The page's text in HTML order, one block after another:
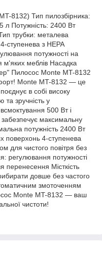
8132) Тип пилозбірника:
л Потужність: 2400 Вт
трубки: металева
ступенева з HEPA
потужності на
м'яких меблів Насадка
Пилосос Monte MT-8132
Monte MT-8132 — це
в собі високу
та зручність у
500 Вт і
забезпечує максимальну
потужність 2400 Вт
поверхонь 4-ступенева
для чистого повітря без
регулювання потужності
перенесення Місткість
довше без частого
змоточенням
Monte MT-8132 — ваш
чистоти!